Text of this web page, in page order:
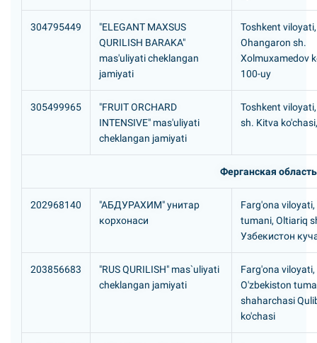
304795449
"ELEGANT MAXSUS
QURILISH BARAKA"
mas'uliyati cheklangan
jamiyati
Toshkent viloyati,
Ohangaron sh.
Xolmuxamedov
100-uy
305499965
"FRUIT ORCHARD
INTENSIVE" mas'uliyati
cheklangan jamiyati
Toshkent
sh. Kitva
Ферганская область
202968140
"АБДУРАХИМ" унитар
корхонаси
Farg'ona
tumani, Oltiariq
Узбекистон
203856683
"RUS QURILISH" mas`uliyati
cheklangan jamiyati
Farg'ona viloyati,
O'zbekiston
shaharchasi
ko'chasi